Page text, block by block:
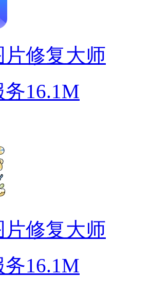
片修复大师
务16.1M
片修复大师
务16.1M